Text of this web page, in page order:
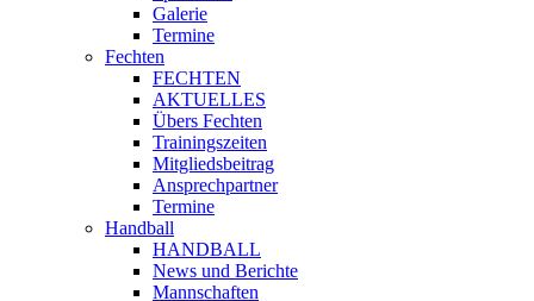
Galerie
Termine
Fechten
FECHTEN
AKTUELLES
Übers Fechten
Trainingszeiten
Mitgliedsbeitrag
Ansprechpartner
Termine
Handball
HANDBALL
News und Berichte
Mannschaften